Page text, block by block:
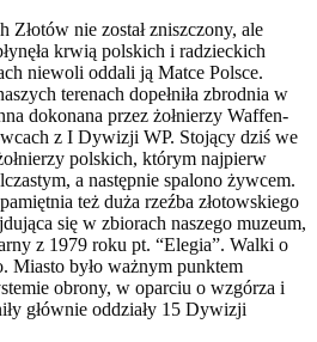
Złotów nie został zniszczony, ale
krwią polskich i radzieckich
niewoli oddali ją Matce Polsce.
terenach dopełniła zbrodnia w
dokonana przez żołnierzy Waffen-
z I Dywizji WP. Stojący dziś we
polskich, którym najpierw
a następnie spalono żywcem.
też duża rzeźba złotowskiego
się w zbiorach naszego muzeum,
z 1979 roku pt. “Elegia”. Walki o
Miasto było ważnym punktem
obrony, w oparciu o wzgórza i
głównie oddziały 15 Dywizji